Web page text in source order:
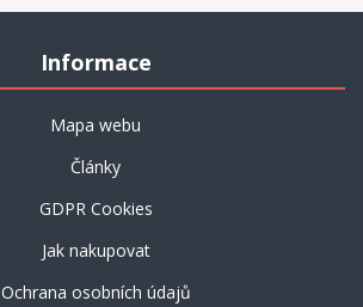
Informace
Mapa webu
Články
GDPR Cookies
Jak nakupovat
Ochrana osobních údajů